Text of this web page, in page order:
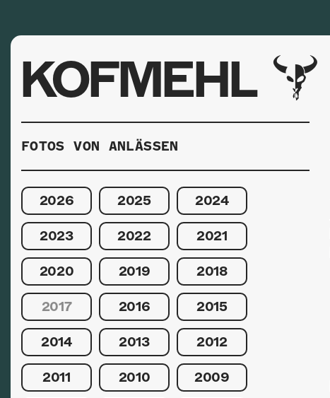
KOFMEHL
FOTOS VON ANLÄSSEN
2026 2025 2024
2023 2022 2021
2020 2019 2018
2017 2016 2015
2014 2013 2012
2011 2010 2009